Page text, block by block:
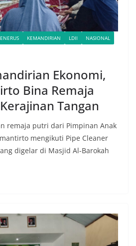
KEMANDIRIAN LDII NASIONAL
Ekonomi,
Bina Remaja
Tangan
remaja putri dari Pimpinan Anak
mengikuti Pipe Cleaner
digelar di Masjid Al-Barokah